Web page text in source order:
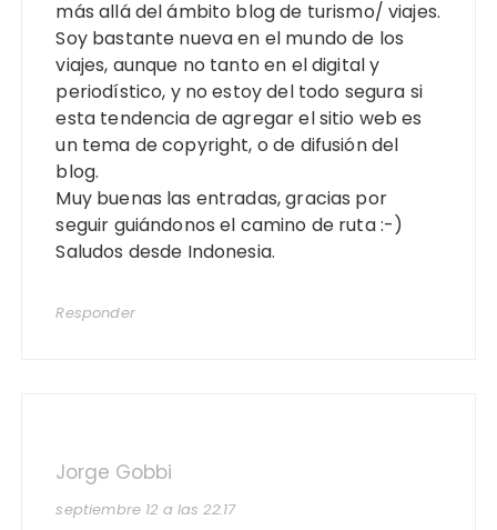
más allá del ámbito blog de turismo/ viajes.
Soy bastante nueva en el mundo de los
viajes, aunque no tanto en el digital y
periodístico, y no estoy del todo segura si
esta tendencia de agregar el sitio web es
un tema de copyright, o de difusión del
blog.
Muy buenas las entradas, gracias por
seguir guiándonos el camino de ruta :-)
Saludos desde Indonesia.
Responder
Jorge Gobbi
septiembre 12 a las 22:17